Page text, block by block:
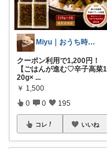
Miyu｜おうち時間の小さな幸せ🌸
クーポン利用で1,200円！
【ごはんが進む♡辛子高菜1
20g× ...
￥ 1,500
0 0 195
コレ いいね